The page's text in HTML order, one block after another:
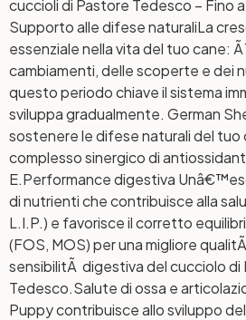
cuccioli di Pastore Tedesco – Fino a
Supporto alle difese naturaliLa
essenziale nella vita del tuo cane:
cambiamenti, delle scoperte e dei
questo periodo chiave il sistema
sviluppa gradualmente. German
sostenere le difese naturali del tuo
complesso sinergico di
E.Performance digestiva
di nutrienti che contribuisce alla
L.I.P.) e favorisce il corretto
(FOS, MOS) per una migliore
sensibilitÃ digestiva del cucciolo di
Tedesco.Salute di ossa e
Puppy contribuisce allo sviluppo